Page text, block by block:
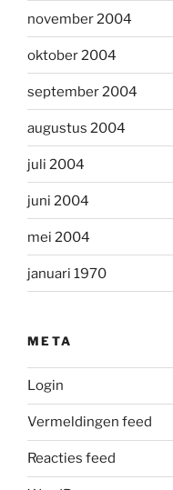
november 2004
oktober 2004
september 2004
augustus 2004
juli 2004
juni 2004
mei 2004
januari 1970
META
Login
Vermeldingen feed
Reacties feed